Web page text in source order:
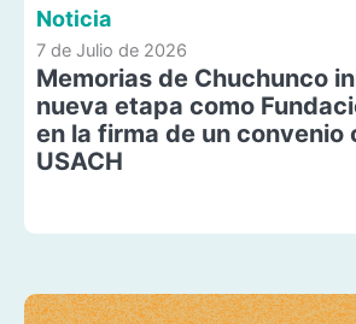
Noticia
7 de Julio de 2026
Memorias de Chuchunco
nueva etapa como
en la firma de un convenio
USACH